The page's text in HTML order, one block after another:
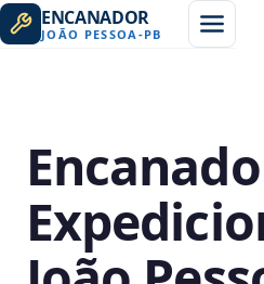
ENCANADOR
JOÃO PESSOA -PB